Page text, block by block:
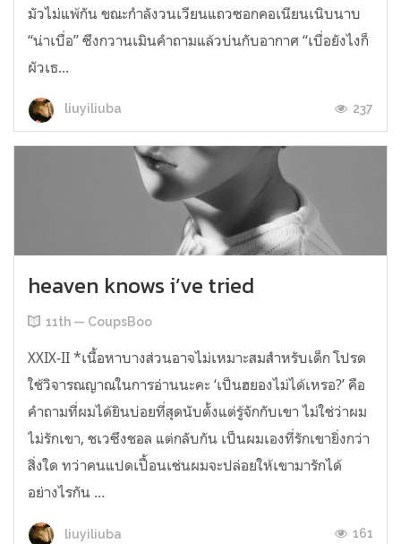
มัวไม่แพ้กัน ขณะกำลังวนเวียนแถวซอกคอเนียนเนิบนาบ
“น่าเบื่อ” ซึงกวานเมินคำถามแล้วบ่นกับอากาศ “เบื่อยังไงก็
ผัวเธ...
liuyiliuba 237
heaven knows i’ve tried
11th — CoupsBoo
XXIX-II *เนื้อหาบางส่วนอาจไม่เหมาะสมสำหรับเด็ก โปรด
ใช้วิจารณญาณในการอ่านนะคะ ‘เป็นฮยองไม่ได้เหรอ?’ คือ
คำถามที่ผมได้ยินบ่อยที่สุดนับตั้งแต่รู้จักกับเขา ไม่ใช่ว่าผม
ไม่รักเขา, ชเวซึงชอล แต่กลับกัน เป็นผมเองที่รักเขายิ่งกว่า
สิ่งใด ทว่าคนแปดเปื้อนเช่นผมจะปล่อยให้เขามารักได้
อย่างไรกัน ...
liuyiliuba 161